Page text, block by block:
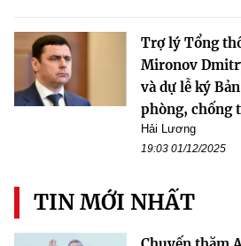
Trợ lý Tổng
Mironov
và dự lễ ký
phòng, chống
Hải Lương
19:03 01/12/2025
TIN MỚI NHẤT